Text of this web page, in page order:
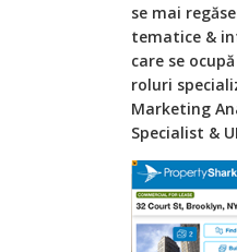
se mai
tematice &
care se
roluri
Marketing
Specialist &